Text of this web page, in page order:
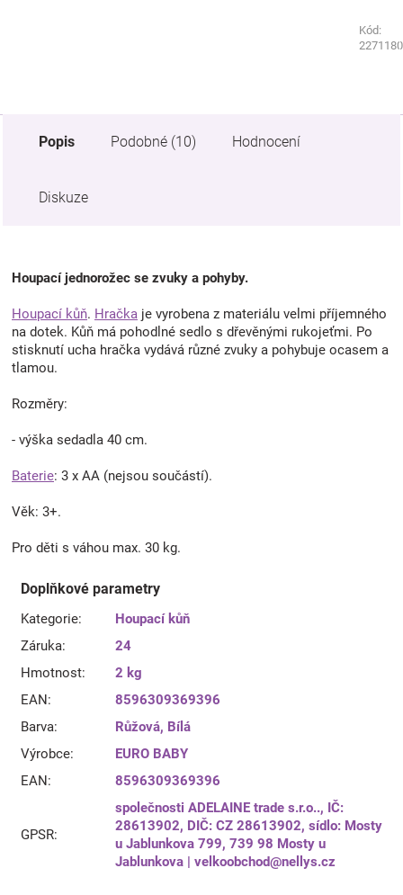
Kód:
Kód:
Popis Podobné (10) Hodnocení
Diskuze
Houpací jednorožec se zvuky a pohyby.
Houpací kůň. Hračka je vyrobena z materiálu velmi příjemného
na dotek. Kůň má pohodlné sedlo s dřevěnými rukojeťmi. Po
stisknutí ucha hračka vydává různé zvuky a pohybuje ocasem a
tlamou.
Rozměry:
- výška sedadla 40 cm.
Baterie: 3 x AA (nejsou součástí).
Věk: 3+.
Pro děti s váhou max. 30 kg.
Doplňkové parametry
Kategorie:
Houpací kůň
Záruka:
24
Hmotnost:
2 kg
EAN:
8596309369396
Barva: Růžová, Bílá
Výrobce:
EURO BABY
EAN: 8596309369396
GPSR:
společnosti ADELAINE trade s.r.o.., IČ:
28613902, DIČ: CZ 28613902, sídlo: Mosty
u Jablunkova 799, 739 98 Mosty u
Jablunkova | velkoobchod@nellys.cz